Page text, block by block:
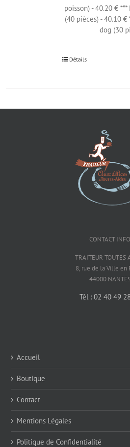
poisson) - 40.20 €
(40 pièces) - 40.10
dog (30
Détails
CONTACT INFO
TRAITEUR TOUTES
8, rue de la Ville en
44000 NANTES
Tél : 02 40 49
Accueil
Boutique
Contact
Mentions Légales
Politique de Confidentialité